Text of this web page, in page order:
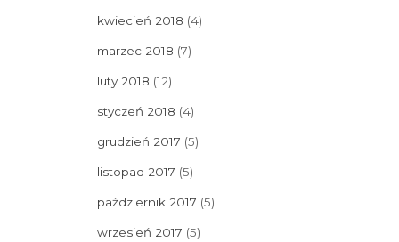
kwiecień 2018 (4)
marzec 2018 (7)
luty 2018 (12)
styczeń 2018 (4)
grudzień 2017 (5)
listopad 2017 (5)
październik 2017 (5)
wrzesień 2017 (5)